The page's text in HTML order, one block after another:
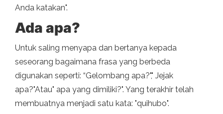
Anda katakan".
Ada apa?
Untuk saling menyapa dan bertanya kepada
seseorang bagaimana frasa yang berbeda
digunakan seperti: “Gelombang apa?"," Jejak
apa?"Atau" apa yang dimiliki?". Yang terakhir telah
membuatnya menjadi satu kata: "quihubo".